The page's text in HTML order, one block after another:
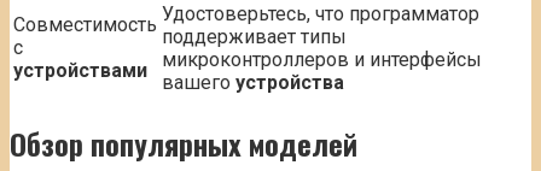
Совместимость
с
устройствами
Удостоверьтесь, что программатор
поддерживает типы
микроконтроллеров и интерфейсы
вашего устройства
Обзор популярных моделей